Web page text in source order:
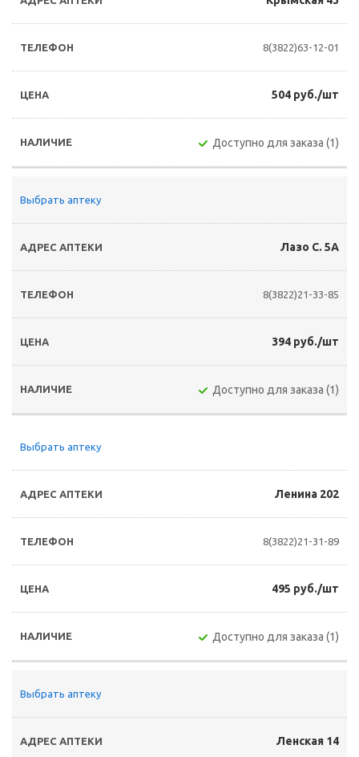
8(3822)63-12-01
504 руб./шт
Доступно для заказа (1)
Выбрать аптеку
Лазо С. 5А
8(3822)21-33-85
394 руб./шт
Доступно для заказа (1)
Выбрать аптеку
Ленина 202
8(3822)21-31-89
495 руб./шт
Доступно для заказа (1)
Выбрать аптеку
Ленская 14